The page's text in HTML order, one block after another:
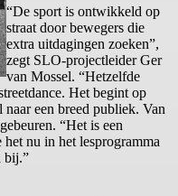
“De sport is ontwikkeld op
straat door bewegers die
extra uitdagingen zoeken”,
zegt SLO-projectleider Ger
van Mossel. “Hetzelfde
Het begint op
naar een breed publiek. Van
“Het is een
nu in het lesprogramma
bij.”